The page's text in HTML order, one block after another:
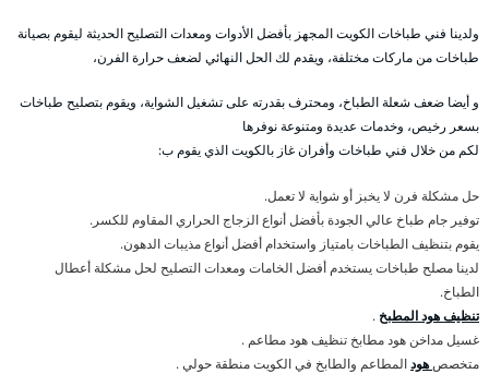
ولدينا فني طباخات الكويت المجهز بأفضل الأدوات ومعدات التصليح الحديثة ليقوم بصيانة
طباخات من ماركات مختلفة، ويقدم لك الحل النهائي لضعف حرارة الفرن،
و أيضا ضعف شعلة الطباخ، ومحترف بقدرته على تشغيل الشواية، ويقوم بتصليح طباخات
بسعر رخيص، وخدمات عديدة ومتنوعة نوفرها
لكم من خلال فني طباخات وأفران غاز بالكويت الذي يقوم ب:
حل مشكلة فرن لا يخبز أو شواية لا تعمل.
توفير جام طباخ عالي الجودة بأفضل أنواع الزجاج الحراري المقاوم للكسر.
يقوم بتنظيف الطباخات بامتياز واستخدام أفضل أنواع مذيبات الدهون.
لدينا مصلح طباخات يستخدم أفضل الخامات ومعدات التصليح لحل مشكلة أعطال
الطباخ.
تنظيف هود المطبخ .
غسيل مداخن هود مطابخ تنظيف هود مطاعم .
متخصصهودالمطاعم والطابخ في الكويت منطقة حولي .